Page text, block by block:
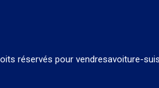
réservés pour vendresavoiture-